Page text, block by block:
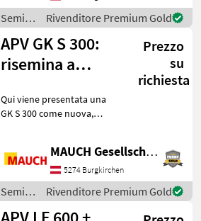
su prati - Due file di
Semina
e cura /
APV
Rivenditore Premium Gold
APV GK S 300:
risemina a
300 Twin e PS
Prezzo
su
richiesta
Qui viene presentata una
GK S 300 come nuova,
semina (larghezza di lavoro
300 cm) - Regolazione
idraulica de
MAUCH Gesellschaft m.b.H. & Co.KG
5274 Burgkirchen
Semina
e cura /
Rivenditore Premium Gold